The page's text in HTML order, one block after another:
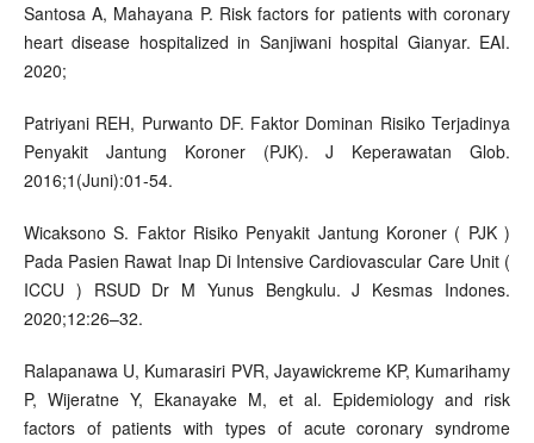
Santosa A, Mahayana P. Risk factors for patients with coronary
heart disease hospitalized in Sanjiwani hospital Gianyar. EAI.
2020;
Patriyani REH, Purwanto DF. Faktor Dominan Risiko Terjadinya
Penyakit Jantung Koroner (PJK). J Keperawatan Glob.
2016;1(Juni):01-54.
Wicaksono S. Faktor Risiko Penyakit Jantung Koroner ( PJK )
Pada Pasien Rawat Inap Di Intensive Cardiovascular Care Unit (
ICCU ) RSUD Dr M Yunus Bengkulu. J Kesmas Indones.
2020;12:26–32.
Ralapanawa U, Kumarasiri PVR, Jayawickreme KP, Kumarihamy
P, Wijeratne Y, Ekanayake M, et al. Epidemiology and risk
factors of patients with types of acute coronary syndrome